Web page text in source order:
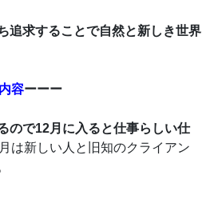
追求することで自然と新しき世界
容ーーー
ので12月に入ると仕事らしい仕
は新しい人と旧知のクライアン